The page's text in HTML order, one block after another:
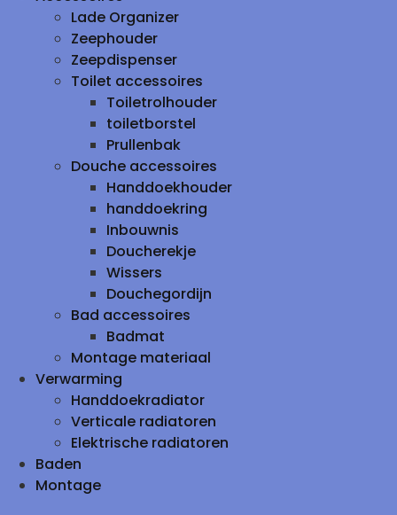
Lade Organizer
Zeephouder
Zeepdispenser
Toilet accessoires
Toiletrolhouder
toiletborstel
Prullenbak
Douche accessoires
Handdoekhouder
handdoekring
Inbouwnis
Doucherekje
Wissers
Douchegordijn
Bad accessoires
Badmat
Montage materiaal
Verwarming
Handdoekradiator
Verticale radiatoren
Elektrische radiatoren
Baden
Montage